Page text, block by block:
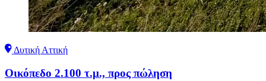
Δυτική Αττική
Οικόπεδο 2.100 τ.μ., προς πώληση